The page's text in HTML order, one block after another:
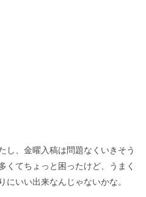
し、金曜入稿は問題なくいきそう
くてちょっと困ったけど、うまく
いい出来なんじゃないかな。